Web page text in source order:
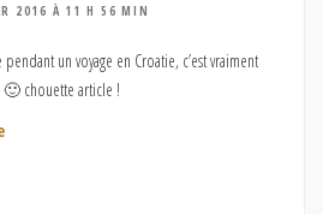
2016 À 11 H 56 MIN
pendant un voyage en Croatie, c’est vraiment
🙂 chouette article !